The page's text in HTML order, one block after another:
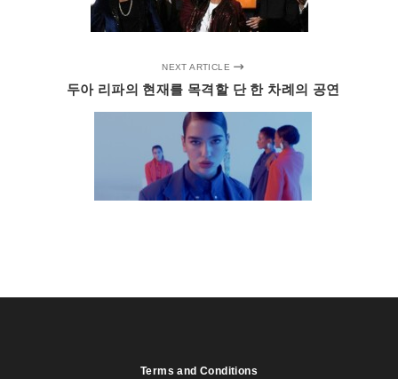
NEXT ARTICLE
두아 리파의 현재를 목격할 단 한 차례의 공연
Terms and Conditions